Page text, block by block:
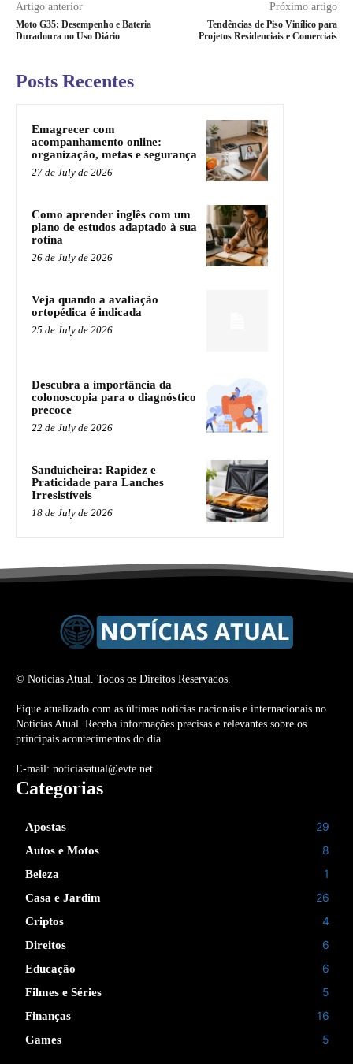
Artigo anterior
Moto G35: Desempenho e Bateria
Duradoura no Uso Diário
Próximo artigo
Tendências de Piso Vinílico para
Projetos Residenciais e Comerciais
Posts Recentes
Emagrecer com
acompanhamento online:
organização, metas e segurança
27 de July de 2026
Como aprender inglês com um
plano de estudos adaptado à sua
rotina
26 de July de 2026
Veja quando a avaliação
ortopédica é indicada
25 de July de 2026
Descubra a importância da
colonoscopia para o diagnóstico
precoce
22 de July de 2026
Sanduicheira: Rapidez e
Praticidade para Lanches
Irresistíveis
18 de July de 2026
© Noticias Atual. Todos os Direitos Reservados.
Fique atualizado com as últimas notícias nacionais e internacionais no
Noticias Atual. Receba informações precisas e relevantes sobre os
principais acontecimentos do dia.
E-mail: noticiasatual@evte.net
Categorias
Apostas 29
Autos e Motos 8
Beleza 1
Casa e Jardim 26
Criptos 4
Direitos 6
Educação 6
Filmes e Séries 5
Finanças 16
Games 5